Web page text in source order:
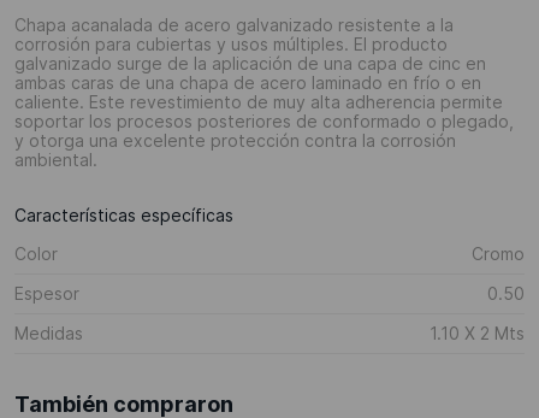
Chapa acanalada de acero galvanizado resistente a la
corrosión para cubiertas y usos múltiples. El producto
galvanizado surge de la aplicación de una capa de cinc en
ambas caras de una chapa de acero laminado en frío o en
caliente. Este revestimiento de muy alta adherencia permite
soportar los procesos posteriores de conformado o plegado,
y otorga una excelente protección contra la corrosión
ambiental.
Características específicas
Color
Cromo
Espesor
0.50
Medidas
1.10 X 2 Mts
También compraron